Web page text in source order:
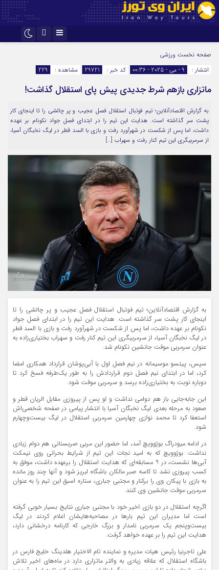
اینستاگرام
صفحه نخست ورزشی
انتشار :
9 - می - 2025 - 00:36 کد خبر : 29721 مشاهده : 229
ماتزاری بازهم شرط جدیدی پیش پای استقلال گذاشت!
به گزارش اقتصادآنلاین؛ تیم فوتبال استقلال فصل عجیب و پر چالشی را تا اینجای کار
پشت سر گذاشته است. هدایت این تیم را در ابتدای فصل جواد نکونام بر عهده
داشت، اما پس از شکست در شهرآورد رفت و بازی با السد قطر در لیگ نخبگان آسیا،
از سرمربیگری این تیم کنار رفت و سهراب […]
به گزارش اقتصادآنلاین؛ تیم فوتبال استقلال فصل عجیب و پر چالشی را تا
اینجای کار پشت سر گذاشته است. هدایت این تیم را در ابتدای فصل جواد
نکونام بر عهده داشت، اما پس از شکست در شهرآورد رفت و بازی با السد قطر
در لیگ نخبگان آسیا، از سرمربیگری این تیم کنار رفت و سهراب بختیاری‌زاده به
عنوان سرمربی موقت جانشین نکونام شد.
سپس، پیتسو موسیمانه در نیم فصل اول با آبی‌پوشان قرارداد همکاری امضا
کرد، اما در ابتدای نیم فصل دوم قراردادش را به طور یک‌طرفه فسخ کرد تا
دوباره نوبت به بختیاری‌زاده برسد و سرمربی موقت شود.
این جابه‌جایی باز هم دوامی نداشت و او پس از پیروزی مقابل الریان قطر و
صعود به مرحله بعدی لیگ نخبگان آسیا با انتشار پیامی در صفحه شخصی‌اش
استعفا کرد تا محمد نوازی چهارمین سرمربی استقلال در لیگ بیست‌وچهارم
شود.
در ادامه میودراگ بوژوویچ آمد، اما حضور این مربی صربستانی هم دوام زیادی
نداشت. بوژوویچ که به امید نجات این تیم از شرایط بحرانی روی نیمکت
آبی‌ها نشست، در ۹ مسابقه‌ای که هدایت استقلال را برعهده داشت، موفق به
کسب پیروزی نشد تا کاسه صبر مالکان باشگاه لبریز شود و آنها چند روز مانده
به بازی با پیکان وی را برکنار و مجتبی جباری، ستاره اسبق این تیم را به عنوان
سرمربی موقت جانشین وی کنند.
اگرچه استقلال در دو بازی اخیر خود با مجتبی جباری نتایج بسیار خوبی گرفته
است اما مدیران این تیم بارها در مصاحبه‌هایشان اعلام کردند در لیگ
بیست‌وپنجم یک سرمربی نامدار و بزرگ خارجی که کارنامه درخشانی دارد،
هدایت این تیم را بر عهده خواهد گرفت.
علی تاجرنیا رئیس هیات مدیره و نماینده تام الاختیار هلدینگ خلیج فارس در
باشگاه استقلال که علاقه زیادی به والتر ماتزاری دارد در ماه‌های اخیر تلاش